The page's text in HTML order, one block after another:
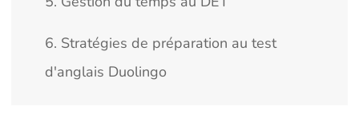
6. Stratégies de préparation au test
d'anglais Duolingo